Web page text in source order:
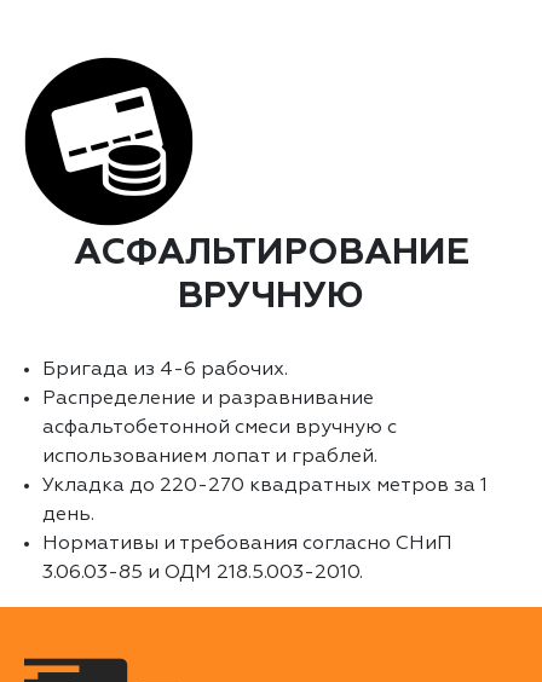
АСФАЛЬТИРОВАНИЕ
ВРУЧНУЮ
Бригада из 4-6 рабочих.
Распределение и разравнивание
асфальтобетонной смеси вручную с
использованием лопат и граблей.
Укладка до 220-270 квадратных метров за 1
день.
Нормативы и требования согласно СНиП
3.06.03-85 и ОДМ 218.5.003-2010.